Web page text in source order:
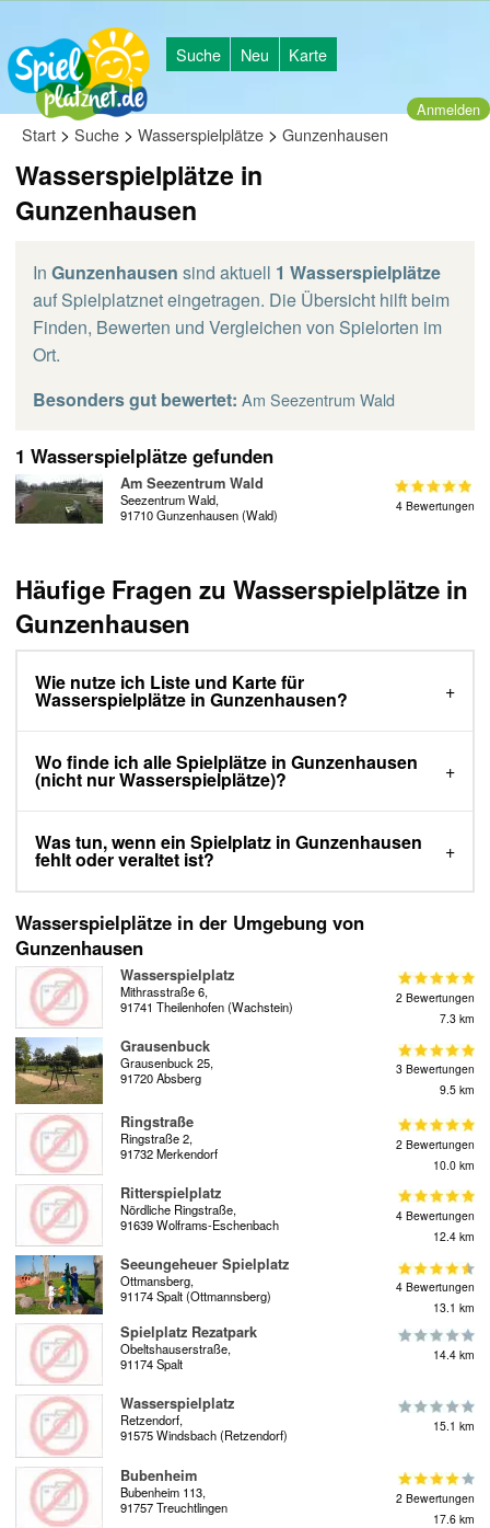
Suche Neu Karte
Anmelden
Start > Suche > Wasserspielplätze > Gunzenhausen
Wasserspielplätze in
Gunzenhausen
In Gunzenhausen sind aktuell 1 Wasserspielplätze
auf Spielplatznet eingetragen. Die Übersicht hilft beim
Finden, Bewerten und Vergleichen von Spielorten im
Ort.
Besonders gut bewertet: Am Seezentrum Wald
1 Wasserspielplätze gefunden
Am Seezentrum Wald
Seezentrum Wald,
91710 Gunzenhausen (Wald)
4 Bewertungen
Häufige Fragen zu Wasserspielplätze in
Gunzenhausen
Wie nutze ich Liste und Karte für
Wasserspielplätze in Gunzenhausen?
Wo finde ich alle Spielplätze in Gunzenhausen
(nicht nur Wasserspielplätze)?
Was tun, wenn ein Spielplatz in Gunzenhausen
fehlt oder veraltet ist?
Wasserspielplätze in der Umgebung von
Gunzenhausen
Wasserspielplatz
Mithrasstraße 6,
91741 Theilenhofen (Wachstein)
2 Bewertungen
7.3 km
Grausenbuck
Grausenbuck 25,
91720 Absberg
3 Bewertungen
9.5 km
Ringstraße
Ringstraße 2,
91732 Merkendorf
2 Bewertungen
10.0 km
Ritterspielplatz
Nördliche Ringstraße,
91639 Wolframs-Eschenbach
4 Bewertungen
12.4 km
Seeungeheuer Spielplatz
Ottmansberg,
91174 Spalt (Ottmannsberg)
4 Bewertungen
13.1 km
Spielplatz Rezatpark
Obeltshauserstraße,
91174 Spalt
14.4 km
Wasserspielplatz
Retzendorf,
91575 Windsbach (Retzendorf)
15.1 km
Bubenheim
Bubenheim 113,
91757 Treuchtlingen
2 Bewertungen
17.6 km